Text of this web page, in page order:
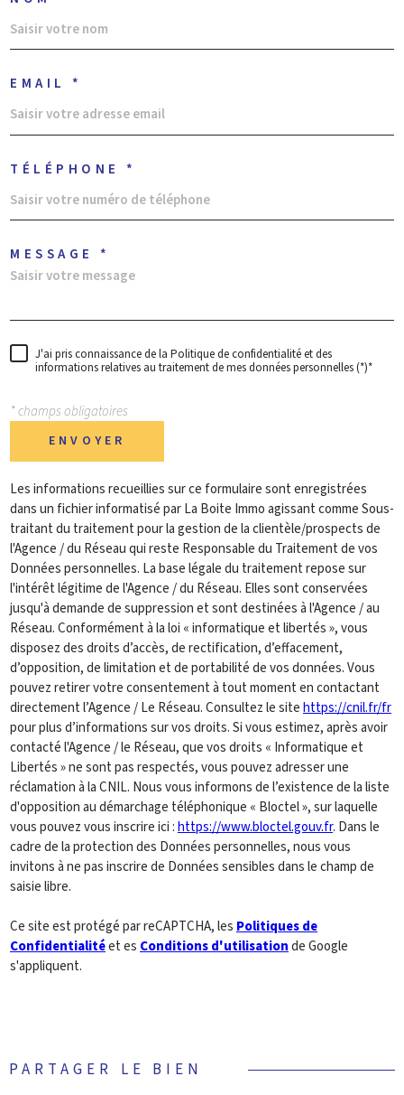
EMAIL *
TÉLÉPHONE *
MESSAGE *
J'ai pris connaissance de la Politique de confidentialité et des
informations relatives au traitement de mes données personnelles (*)*
* champs obligatoires
ENVOYER
Les informations recueillies sur ce formulaire sont enregistrées
dans un fichier informatisé par La Boite Immo agissant comme Sous-
traitant du traitement pour la gestion de la clientèle/prospects de
l'Agence / du Réseau qui reste Responsable du Traitement de vos
Données personnelles. La base légale du traitement repose sur
l'intérêt légitime de l'Agence / du Réseau. Elles sont conservées
jusqu'à demande de suppression et sont destinées à l'Agence / au
Réseau. Conformément à la loi « informatique et libertés », vous
disposez des droits d’accès, de rectification, d’effacement,
d’opposition, de limitation et de portabilité de vos données. Vous
pouvez retirer votre consentement à tout moment en contactant
directement l’Agence / Le Réseau. Consultez le sitehttps://cnil.fr/fr
pour plus d’informations sur vos droits. Si vous estimez, après avoir
contacté l'Agence / le Réseau, que vos droits « Informatique et
Libertés » ne sont pas respectés, vous pouvez adresser une
réclamation à la CNIL. Nous vous informons de l’existence de la liste
d'opposition au démarchage téléphonique « Bloctel », sur laquelle
vous pouvez vous inscrire ici :https://www.bloctel.gouv.fr. Dans le
cadre de la protection des Données personnelles, nous vous
invitons à ne pas inscrire de Données sensibles dans le champ de
saisie libre.
Ce site est protégé par reCAPTCHA, les Politiques de
Confidentialitéet es Conditions d'utilisationde Google
s'appliquent.
PARTAGER LE BIEN